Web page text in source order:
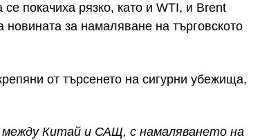
покачиха рязко, като и WTI, и Brent
за намаляване на търговското
от търсенето на сигурни убежища,
Китай и САЩ, с намаляването на